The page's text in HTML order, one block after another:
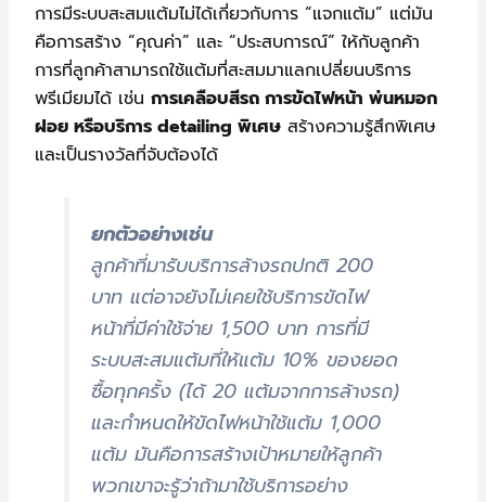
การมีระบบสะสมแต้มไม่ได้เกี่ยวกับการ “แจกแต้ม” แต่มัน
คือการสร้าง “คุณค่า” และ “ประสบการณ์” ให้กับลูกค้า
การที่ลูกค้าสามารถใช้แต้มที่สะสมมาแลกเปลี่ยนบริการ
พรีเมียมได้ เช่นการเคลือบสีรถ การขัดไฟหน้า พ่นหมอก
ฝอย หรือบริการ detailing พิเศษ สร้างความรู้สึกพิเศษ
และเป็นรางวัลที่จับต้องได้
ยกตัวอย่างเช่น
ลูกค้าที่มารับบริการล้างรถปกติ 200
บาท แต่อาจยังไม่เคยใช้บริการขัดไฟ
หน้าที่มีค่าใช้จ่าย 1,500 บาท การที่มี
ระบบสะสมแต้มที่ให้แต้ม 10% ของยอด
ซื้อทุกครั้ง (ได้ 20 แต้มจากการล้างรถ)
และกำหนดให้ขัดไฟหน้าใช้แต้ม 1,000
แต้ม มันคือการสร้างเป้าหมายให้ลูกค้า
พวกเขาจะรู้ว่าถ้ามาใช้บริการอย่าง